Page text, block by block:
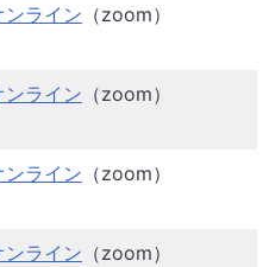
ンライン （zoom）
ンライン （zoom）
ンライン （zoom）
ンライン （zoom）